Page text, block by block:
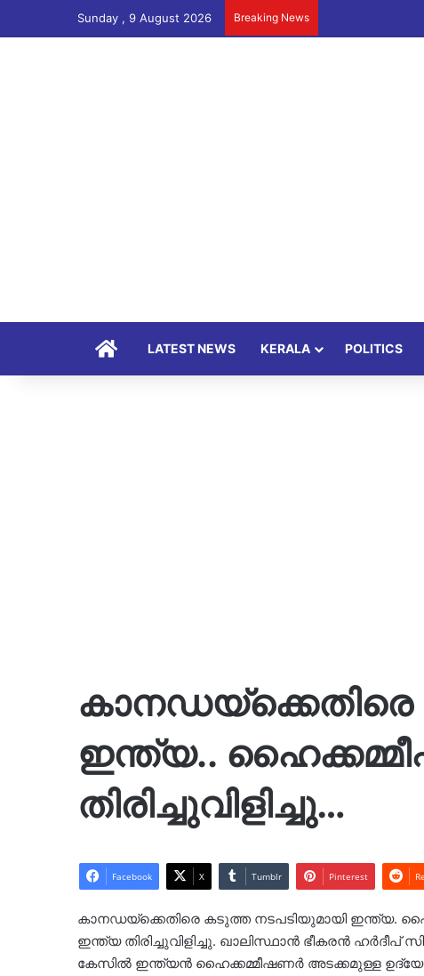
Sunday , 9 August 2026 Breaking News
HomeLATEST NEWS KERALA POLITICS
കാനഡയ്ക്കെതിരെ
ഇന്ത്യ..
തിരിച്ചുവിളിച്ചു…
Facebook X Tumblr Pinterest
കാനഡയ്ക്കെതിരെ കടുത്ത നടപടിയുമായി ഇന്ത്യ.
ഇന്ത്യ തിരിച്ചുവിളിച്ചു. ഖാലിസ്ഥാൻ ഭീകരൻ
കേസിൽ ഇന്ത്യൻ ഹൈക്കമ്മീഷണർ അടക്കമുള്ള